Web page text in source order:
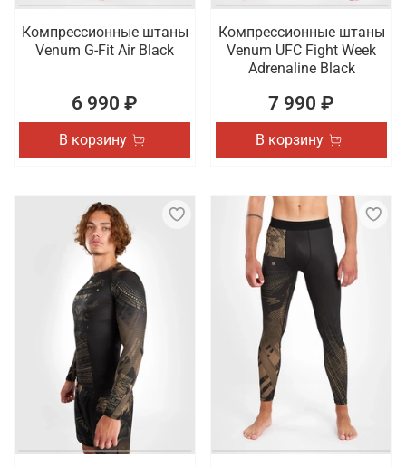
Компрессионные штаны
Venum G-Fit Air Black
6 990 ₽
В корзину
Компрессионные штаны
Venum UFC Fight Week
Adrenaline Black
7 990 ₽
В корзину